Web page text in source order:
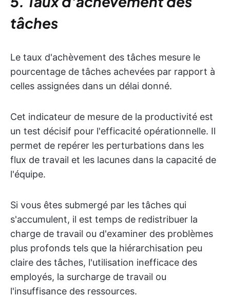
tâches
Le taux d'achèvement des tâches mesure le
pourcentage de tâches achevées par rapport à
celles assignées dans un délai donné.
Cet indicateur de mesure de la productivité est
un test décisif pour l'efficacité opérationnelle. Il
permet de repérer les perturbations dans les
flux de travail et les lacunes dans la capacité de
l'équipe.
Si vous êtes submergé par les tâches qui
s'accumulent, il est temps de redistribuer la
charge de travail ou d'examiner des problèmes
plus profonds tels que la hiérarchisation peu
claire des tâches, l'utilisation inefficace des
employés, la surcharge de travail ou
l'insuffisance des ressources.